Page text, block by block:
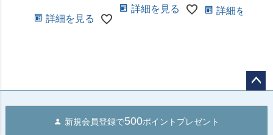
詳細を見る
詳細を見る 詳細を見る
新規会員登録で500ポイントプレゼント